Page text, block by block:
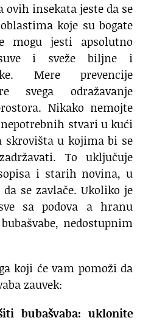
insekata jeste da se
koje su bogate
mogu jesti apsolutno
i sveže biljne i
Mere prevencije
svega odražavanje
Nikako nemojte
stvari u kući
skrovišta u kojima bi se
To uključuje
i starih novina, u
da se zavlače. Ukoliko je
sa podova a hranu
nedostupnim
koji će vam pomoži da
zauvek:
bubašvaba: uklonite